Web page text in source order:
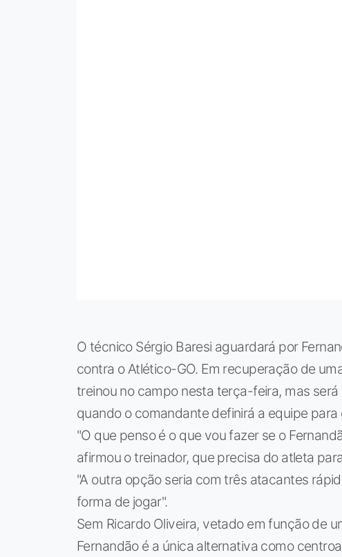
O técnico Sérgio Baresi aguardará por
contra o Atlético-GO. Em recuperação de
treinou no campo nesta terça-feira, mas
quando o comandante definirá a equipe
"O que penso é o que vou fazer se o
afirmou o treinador, que precisa do atleta
"A outra opção seria com três atacantes
forma de jogar".
Sem Ricardo Oliveira, vetado em função de
Fernandão é a única alternativa como